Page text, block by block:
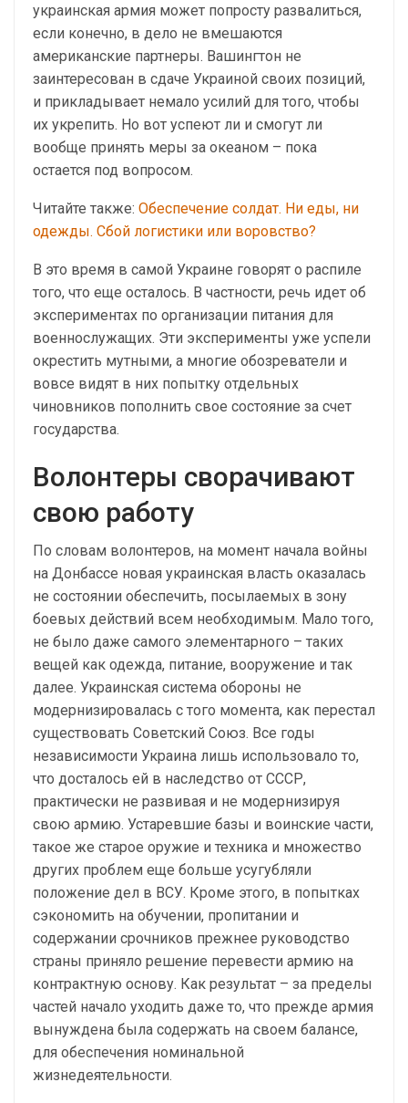
украинская армия может попросту развалиться,
если конечно, в дело не вмешаются
американские партнеры. Вашингтон не
заинтересован в сдаче Украиной своих позиций,
и прикладывает немало усилий для того, чтобы
их укрепить. Но вот успеют ли и смогут ли
вообще принять меры за океаном – пока
остается под вопросом.
Читайте также: Обеспечение солдат. Ни еды, ни
одежды. Сбой логистики или воровство?
В это время в самой Украине говорят о распиле
того, что еще осталось. В частности, речь идет об
экспериментах по организации питания для
военнослужащих. Эти эксперименты уже успели
окрестить мутными, а многие обозреватели и
вовсе видят в них попытку отдельных
чиновников пополнить свое состояние за счет
государства.
Волонтеры сворачивают
свою работу
По словам волонтеров, на момент начала войны
на Донбассе новая украинская власть оказалась
не состоянии обеспечить, посылаемых в зону
боевых действий всем необходимым. Мало того,
не было даже самого элементарного – таких
вещей как одежда, питание, вооружение и так
далее. Украинская система обороны не
модернизировалась с того момента, как перестал
существовать Советский Союз. Все годы
независимости Украина лишь использовало то,
что досталось ей в наследство от СССР,
практически не развивая и не модернизируя
свою армию. Устаревшие базы и воинские части,
такое же старое оружие и техника и множество
других проблем еще больше усугубляли
положение дел в ВСУ. Кроме этого, в попытках
сэкономить на обучении, пропитании и
содержании срочников прежнее руководство
страны приняло решение перевести армию на
контрактную основу. Как результат – за пределы
частей начало уходить даже то, что прежде армия
вынуждена была содержать на своем балансе,
для обеспечения номинальной
жизнедеятельности.